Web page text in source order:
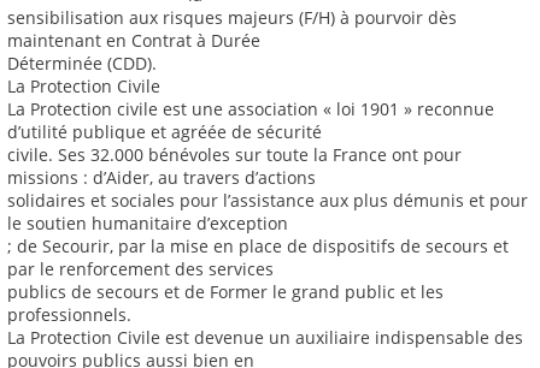
sensibilisation aux risques majeurs (F/H) à pourvoir dès
maintenant en Contrat à Durée
Déterminée (CDD).
La Protection Civile
La Protection civile est une association « loi 1901 » reconnue
d’utilité publique et agréée de sécurité
civile. Ses 32.000 bénévoles sur toute la France ont pour
missions : d’Aider, au travers d’actions
solidaires et sociales pour l’assistance aux plus démunis et pour
le soutien humanitaire d’exception
; de Secourir, par la mise en place de dispositifs de secours et
par le renforcement des services
publics de secours et de Former le grand public et les
professionnels.
La Protection Civile est devenue un auxiliaire indispensable des
pouvoirs publics aussi bien en